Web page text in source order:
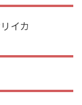
イカ